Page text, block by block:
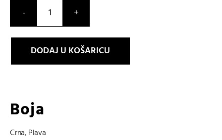
GBM-
2100A-
1A2ER
količina
DODAJ U KOŠARICU
Boja
Crna,Plava